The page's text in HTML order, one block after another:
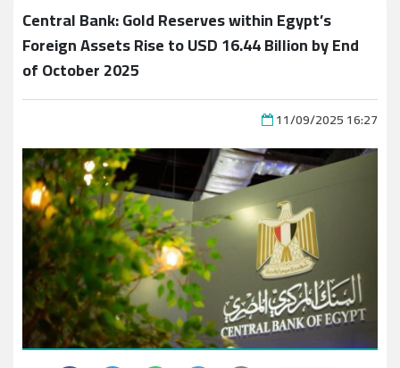
Central Bank: Gold Reserves within Egypt’s
Foreign Assets Rise to USD 16.44 Billion by End
of October 2025
11/09/2025 16:27